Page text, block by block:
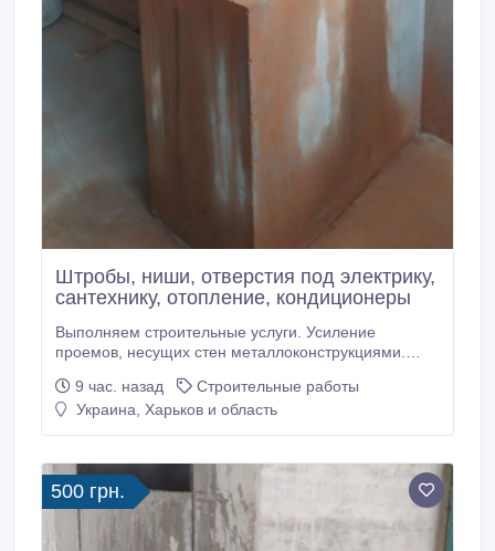
Штробы, ниши, отверстия под электрику,
сантехнику, отопление, кондиционеры
Выполняем строительные услуги. Усиление
проемов, несущих стен металлоконструкциями.
монтажные работы. Закупка, доставка металла для
усиления проемов. Проектирование,
пыли.
9 час. назад
Строительные работы
Украина, Харьков и область
500 грн.